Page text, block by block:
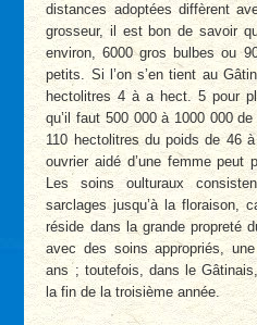
distances adoptées diffèrent
grosseur, il est bon de savoir
environ, 6000 gros bulbes ou
petits. Si l’on s’en tient au
hectolitres 4 à a hect. 5 pour
qu’il faut 500 000 à 1000 000
110 hectolitres du poids de 46
ouvrier aidé d’une femme peut
Les soins oulturaux
sarclages jusqu’à la floraison,
réside dans la grande propreté
avec des soins appropriés,
ans ; toutefois, dans le
la fin de la troisième année.